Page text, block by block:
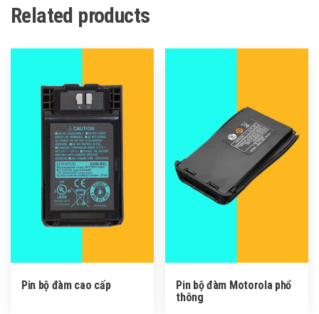
Related products
Pin bộ đàm cao cấp
Pin bộ đàm Motorola phổ
thông